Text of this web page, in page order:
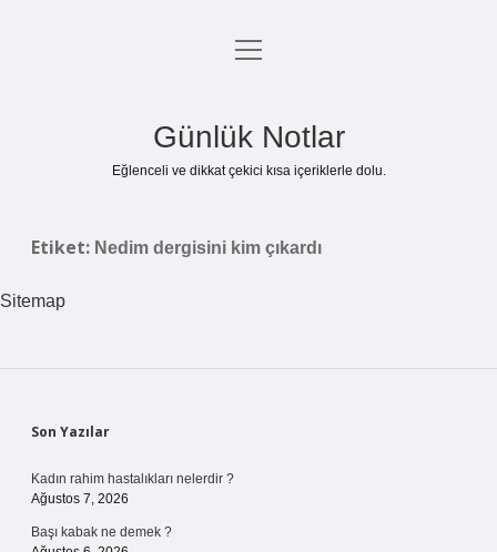
Anasayfa
menüyü
Günlük Notlar
Eğlenceli ve dikkat çekici kısa içeriklerle dolu.
Etiket: Nedim dergisini kim çıkardı
Sitemap
Sidebar
Son Yazılar
Kadın rahim hastalıkları nelerdir ?
Ağustos 7, 2026
Başı kabak ne demek ?